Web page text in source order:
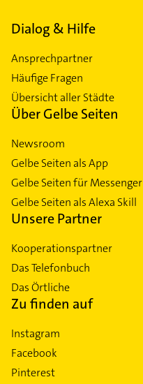
Dialog & Hilfe
Ansprechpartner
Häufige Fragen
Übersicht aller Städte
Über Gelbe Seiten
Newsroom
Gelbe Seiten als App
Gelbe Seiten für Messenger
Gelbe Seiten als Alexa Skill
Unsere Partner
Kooperationspartner
Das Telefonbuch
Das Örtliche
Zu finden auf
Instagram
Facebook
Pinterest